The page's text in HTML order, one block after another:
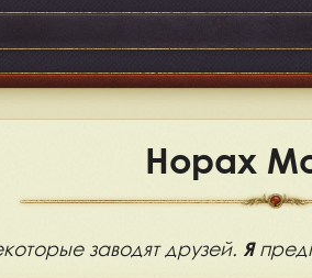
Норах
заводят друзей. Я